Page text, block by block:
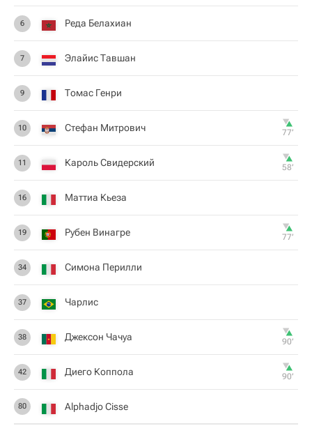
6 Реда Белахиан
7 Элайис Тавшан
9 Томас Генри
10 Стефан Митрович 77‎’‎
11 Кароль Свидерский 58‎’‎
16 Маттиа Кьеза
19 Рубен Винагре 77‎’‎
34 Симона Перилли
37 Чарлис
38 Джексон Чачуа 90‎’‎
42 Диего Коппола 90‎’‎
80 Alphadjo Cisse